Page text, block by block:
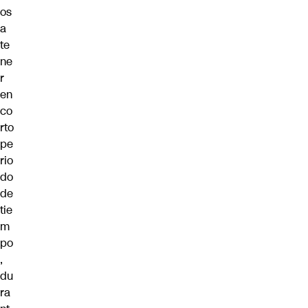
os
a
te
ne
r
en
co
rto
pe
rio
do
de
tie
m
po
,
du
ra